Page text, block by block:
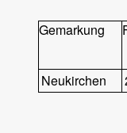
Gemarkung
Neukirchen